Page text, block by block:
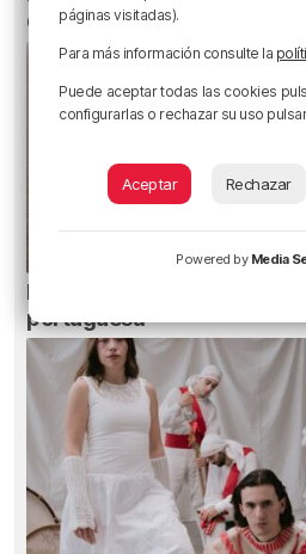
Club
Euskadi registra 27
portuguesa
páginas visitadas).
Para más información consulte la
Puede aceptar todas las cookies
configurarlas o rechazar su uso
Aceptar Rechazar
Powered by Media